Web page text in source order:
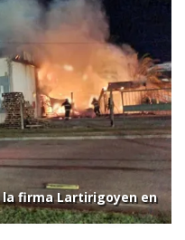
la firma Lartirigoyen en